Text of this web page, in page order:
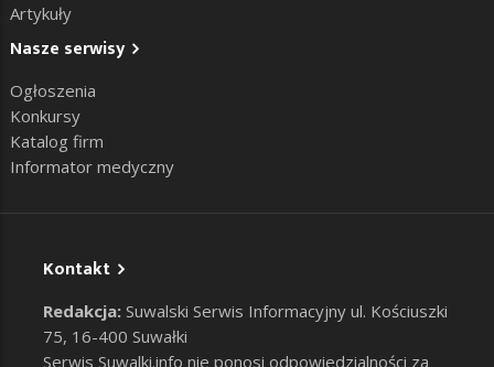
Artykuły
Nasze serwisy
Ogłoszenia
Konkursy
Katalog firm
Informator medyczny
Kontakt
Redakcja: Suwalski Serwis Informacyjny ul. Kościuszki
75, 16-400 Suwałki
Serwis Suwalki.info nie ponosi odpowiedzialności za